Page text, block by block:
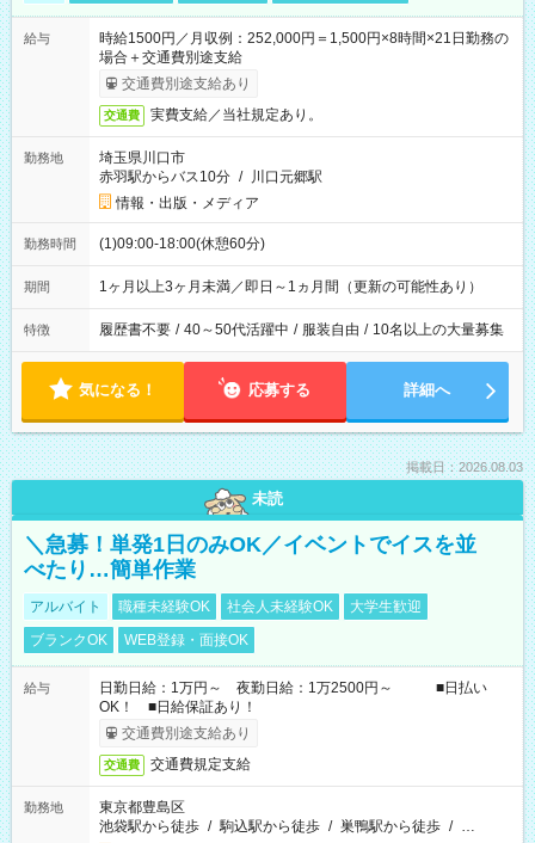
給与
時給1500円／月収例：252,000円＝1,500円×8時間×21日勤務の
場合＋交通費別途支給
交通費別途支給あり
交通費 実費支給／当社規定あり。
勤務地
埼玉県川口市
赤羽駅からバス10分 / 川口元郷駅
情報・出版・メディア
勤務時間 (1)09:00-18:00(休憩60分)
期間 1ヶ月以上3ヶ月未満／即日～1ヵ月間（更新の可能性あり）
特徴 履歴書不要 / 40～50代活躍中 / 服装自由 / 10名以上の大量募集
気になる！ 応募する 詳細へ
掲載日：2026.08.03
未読
＼急募！単発1日のみOK／イベントでイスを並
べたり…簡単作業
アルバイト 職種未経験OK 社会人未経験OK
大学生歓迎
ブランクOK
WEB登録・面接OK
給与
日勤日給：1万円～ 夜勤日給：1万2500円～ ■日払い
OK！ ■日給保証あり！
交通費別途支給あり
交通費 交通費規定支給
勤務地
東京都豊島区
池袋駅から徒歩 / 駒込駅から徒歩 / 巣鴨駅から徒歩 / …